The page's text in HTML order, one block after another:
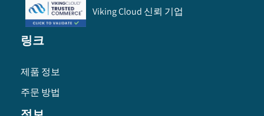
Viking Cloud 신뢰 기업
링크
제품 정보
주문 방법